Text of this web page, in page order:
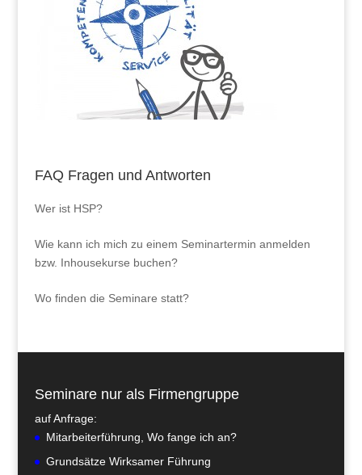
FAQ Fragen und Antworten
Wer ist HSP?
Wie kann ich mich zu einem Seminartermin anmelden
bzw. Inhousekurse buchen?
Wo finden die Seminare statt?
Seminare nur als Firmengruppe
auf Anfrage:
Mitarbeiterführung, Wo fange ich an?
Grundsätze Wirksamer Führung